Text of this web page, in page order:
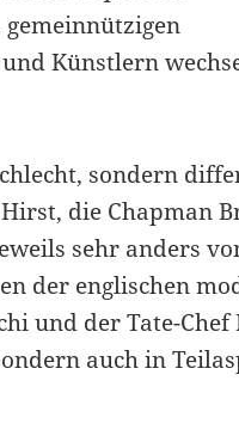
Künstlern
sondern
die Chapman
sehr anders
der englischen
und der Tate-Chef
auch in